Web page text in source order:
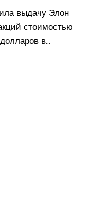
выдачу Элон
стоимостью
в…